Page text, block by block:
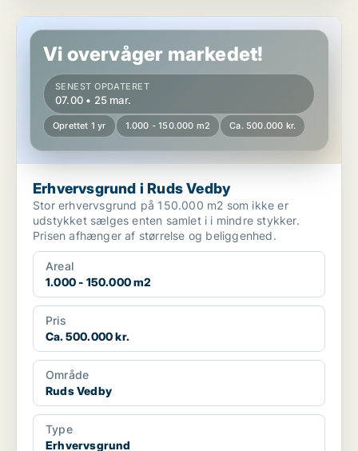
Erhvervsgrund i Ruds Vedby
Vi overvåger markedet!
SENEST OPDATERET
07.00 • 25 mar.
Oprettet 1 yr 1.000 - 150.000 m2 Ca. 500.000 kr.
Erhvervsgrund i Ruds Vedby
Stor erhvervsgrund på 150.000 m2 som ikke er
udstykket sælges enten samlet i i mindre stykker.
Prisen afhænger af størrelse og beliggenhed.
Areal
1.000 - 150.000 m2
Pris
Ca. 500.000 kr.
Område
Ruds Vedby
Type
Erhvervsgrund